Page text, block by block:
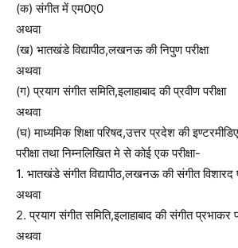
(क) संगीत में एम0ए0
अथवा
(ख) भातखंडे विद्यापीठ,लखनऊ की निपुण परीक्षा
अथवा
(ग) प्रयाग संगीत समिति,इलाहाबाद की प्रवीण परीक्षा
अथवा
(घ) माध्यमिक शिक्षा परिषद,उत्तर प्रदेश की
परीक्षा तथा निम्नलिखित मे से कोई एक परीक्षा-
1. भातखंडे संगीत विद्यापीठ,लखनऊ की संगीत विशारद
अथवा
2. प्रयाग संगीत समिति,इलाहाबाद की संगीत प्रभाकर
अथवा